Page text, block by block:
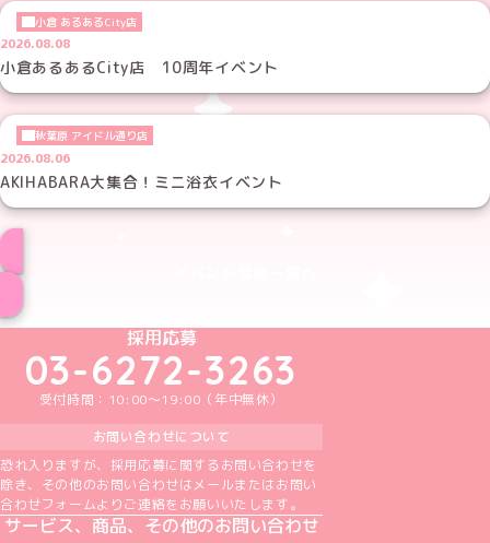
小倉 あるあるCity店
2026.08.08
小倉あるあるCity店 10周年イベント
秋葉原 アイドル通り店
2026.08.06
AKIHABARA大集合！ミニ浴衣イベント
めいどりーみんTikTok公式アカウント
めいどりーみんX公式アカウント
めいどりーみんInstagram公式アカウント
めいどりーみんFacebook公式アカウン
めいどりーみんYouTube公式アカ
採用応募
03-6272-3263
受付時間：10:00～19:00（年中無休）
お問い合わせについて
恐れ入りますが、採用応募に関するお問い合わせを
除き、その他のお問い合わせはメールまたはお問い
合わせフォームよりご連絡をお願いいたします。
サービス、商品、その他のお問い合わせ